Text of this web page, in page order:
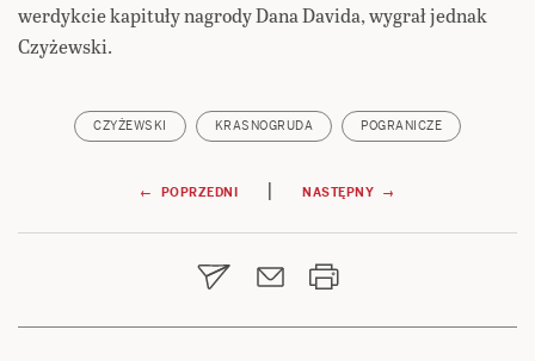
werdykcie kapituły nagrody Dana Davida, wygrał jednak
Czyżewski.
CZYŻEWSKI KRASNOGRUDA POGRANICZE
Nawigacja
wpisu
← POPRZEDNI | NASTĘPNY →